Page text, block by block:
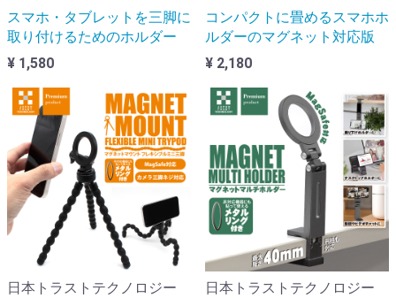
スマホ・タブレットを三脚に
取り付けるためのホルダー
¥ 1,580
コンパクトに畳めるスマホホ
ルダーのマグネット対応版
¥ 2,180
日本トラストテクノロジー
日本トラストテクノロジー